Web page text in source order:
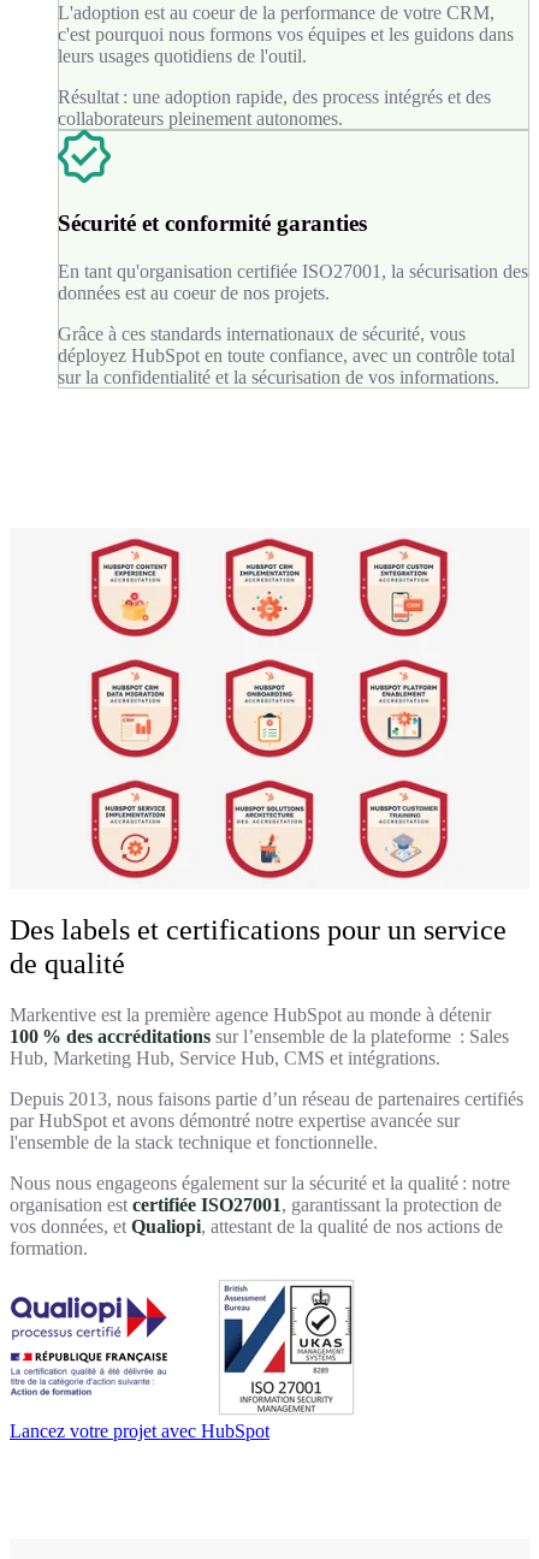
L'adoption est au coeur de la performance de votre CRM,
c'est pourquoi nous formons vos équipes et les guidons dans
leurs usages quotidiens de l'outil.
Résultat : une adoption rapide, des process intégrés et des
collaborateurs pleinement autonomes.
Sécurité et conformité garanties
En tant qu'organisation certifiée ISO27001, la sécurisation des
données est au coeur de nos projets.
Grâce à ces standards internationaux de sécurité, vous
déployez HubSpot en toute confiance, avec un contrôle total
sur la confidentialité et la sécurisation de vos informations.
Des labels et certifications pour un service
de qualité
Markentive est la première agence HubSpot au monde à détenir
100 % des accréditations sur l’ensemble de la plateforme : Sales
Hub, Marketing Hub, Service Hub, CMS et intégrations.
Depuis 2013, nous faisons partie d’un réseau de partenaires certifiés
par HubSpot et avons démontré notre expertise avancée sur
l'ensemble de la stack technique et fonctionnelle.
Nous nous engageons également sur la sécurité et la qualité : notre
organisation est certifiée ISO27001, garantissant la protection de
vos données, et Qualiopi, attestant de la qualité de nos actions de
formation.
Lancez votre projet avec HubSpot